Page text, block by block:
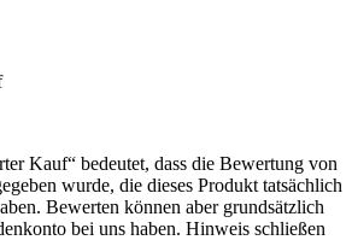
Kauf“ bedeutet, dass die Bewertung von
wurde, die dieses Produkt tatsächlich
Bewerten können aber grundsätzlich
bei uns haben. Hinweis schließen